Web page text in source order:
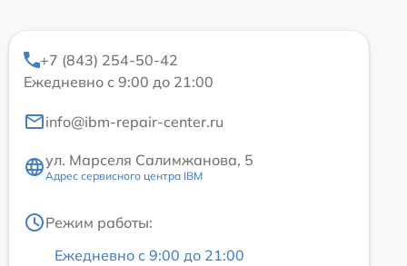
+7 (843) 254-50-42
Ежедневно с 9:00 до 21:00
info@ibm-repair-center.ru
ул. Марселя Салимжанова, 5
Адрес сервисного центра IBM
Режим работы:
Ежедневно с 9:00 до 21:00